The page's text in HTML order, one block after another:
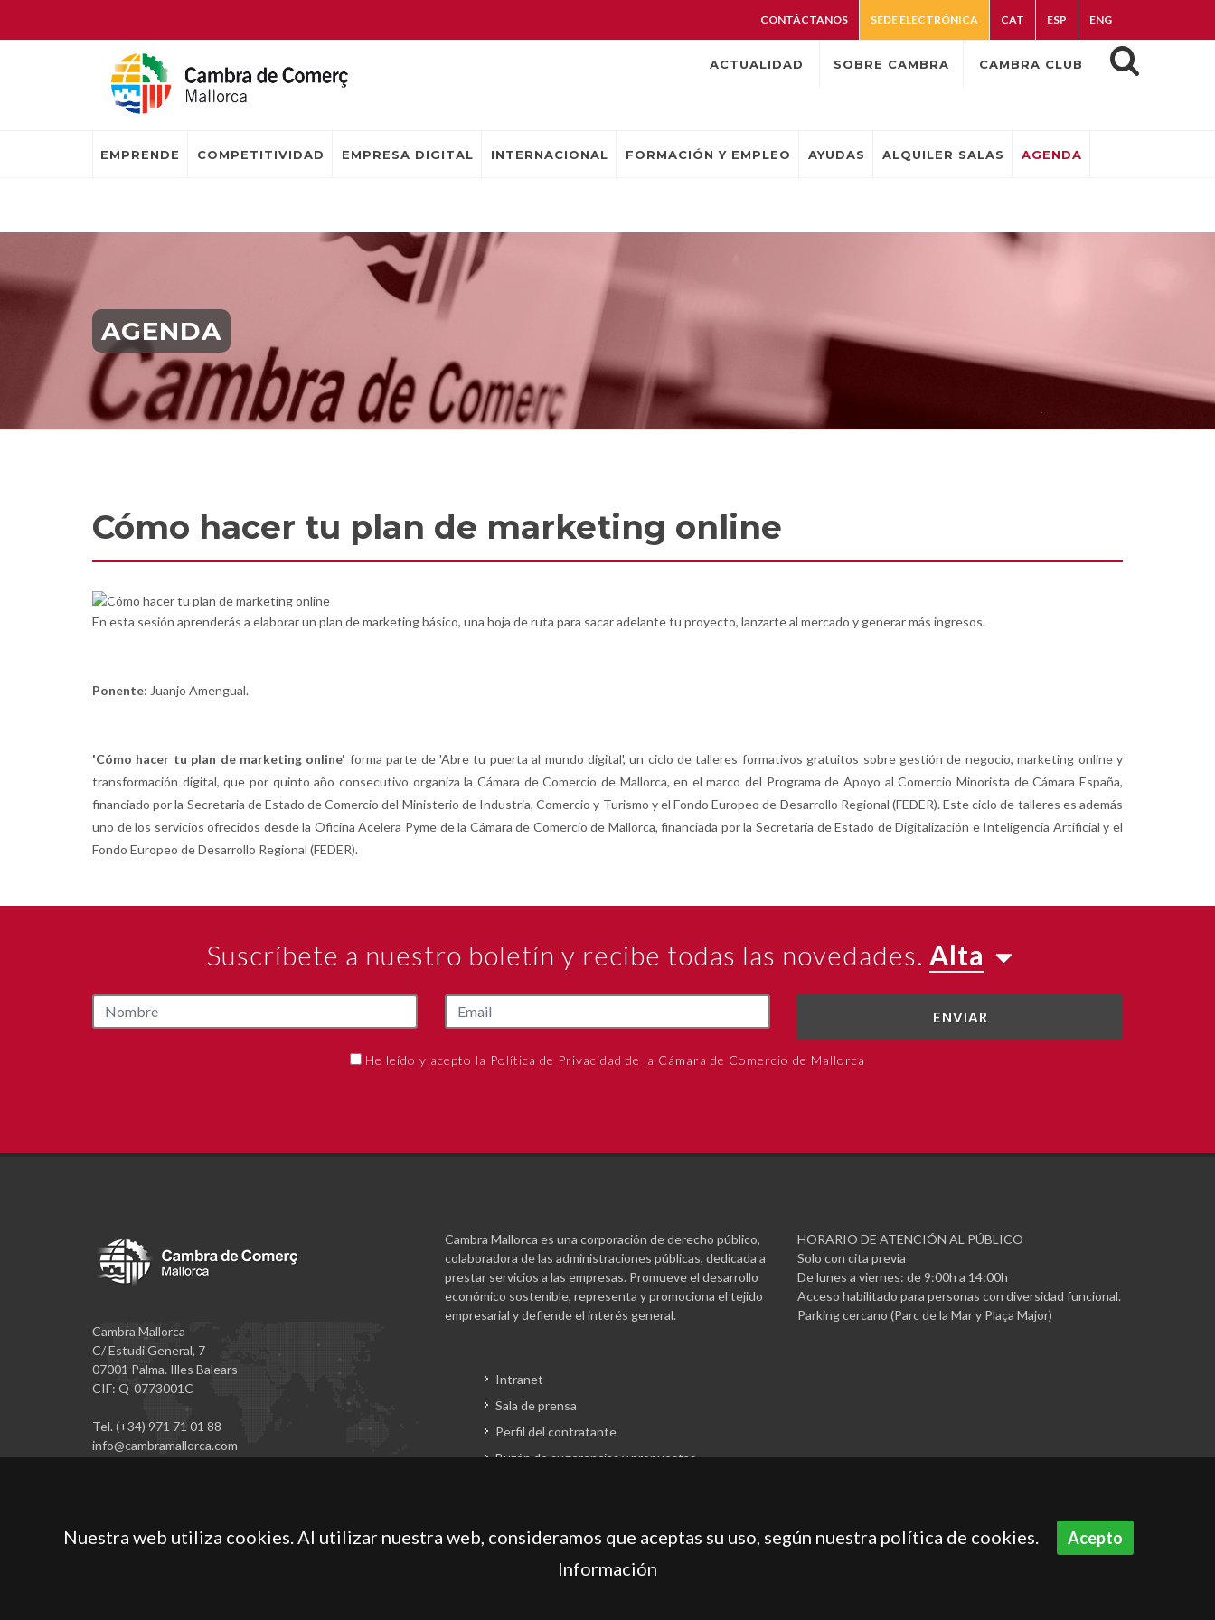
CONTÁCTANOS SEDE ELECTRÓNICA CAT ESP ENG
ACTUALIDAD SOBRE CAMBRA CAMBRA CLUB
EMPRENDE COMPETITIVIDAD EMPRESA DIGITAL INTERNACIONAL FORMACIÓN Y EMPLEO AYUDAS ALQUILER SALAS AGENDA
AGENDA
Cómo hacer tu plan de marketing online
En esta sesión aprenderás a elaborar un plan de marketing básico, una hoja de ruta para sacar adelante tu proyecto, lanzarte al mercado y generar más ingresos.
Ponente: Juanjo Amengual.
'Cómo hacer tu plan de marketing online' forma parte de 'Abre tu puerta al mundo digital', un ciclo de talleres formativos gratuitos sobre gestión de negocio, marketing online y
transformación digital, que por quinto año consecutivo organiza la Cámara de Comercio de Mallorca, en el marco del Programa de Apoyo al Comercio Minorista de Cámara España,
financiado por la Secretaria de Estado de Comercio del Ministerio de Industria, Comercio y Turismo y el Fondo Europeo de Desarrollo Regional (FEDER). Este ciclo de talleres es además
uno de los servicios ofrecidos desde la Oficina Acelera Pyme de la Cámara de Comercio de Mallorca, financiada por la Secretaría de Estado de Digitalización e Inteligencia Artificial y el
Fondo Europeo de Desarrollo Regional (FEDER).
Suscríbete a nuestro boletín y recibe todas las novedades. Alta
ENVIAR
He leído y acepto la Política de Privacidad de la Cámara de Comercio de Mallorca
Cambra Mallorca
C/ Estudi General, 7
07001 Palma. Illes Balears
CIF: Q-0773001C
Tel. (+34) 971 71 01 88
info@cambramallorca.com
Cambra Mallorca es una corporación de derecho público,
colaboradora de las administraciones públicas, dedicada a
prestar servicios a las empresas. Promueve el desarrollo
económico sostenible, representa y promociona el tejido
empresarial y defiende el interés general.
Intranet
Sala de prensa
Perfil del contratante
Buzón de sugerencias y propuestas
HORARIO DE ATENCIÓN AL PÚBLICO
Solo con cita previa
De lunes a viernes: de 9:00h a 14:00h
Acceso habilitado para personas con diversidad funcional.
Parking cercano (Parc de la Mar y Plaça Major)
Nuestra web utiliza cookies. Al utilizar nuestra web, consideramos que aceptas su uso, según nuestra política de cookies. Acepto
Información